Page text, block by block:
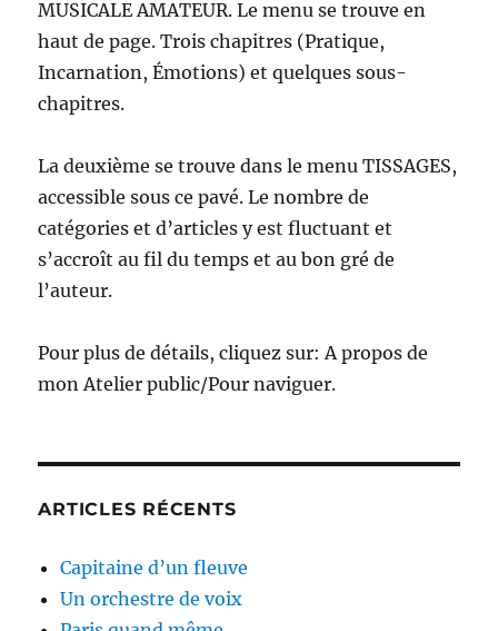
MUSICALE AMATEUR. Le menu se trouve en
haut de page. Trois chapitres (Pratique,
Incarnation, Émotions) et quelques sous-
chapitres.
La deuxième se trouve dans le menu TISSAGES,
accessible sous ce pavé. Le nombre de
catégories et d’articles y est fluctuant et
s’accroît au fil du temps et au bon gré de
l’auteur.
Pour plus de détails, cliquez sur: A propos de
mon Atelier public/Pour naviguer.
ARTICLES RÉCENTS
Capitaine d’un fleuve
Un orchestre de voix